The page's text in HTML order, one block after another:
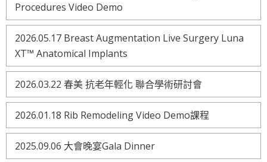
Procedures Video Demo
2026.05.17 Breast Augmentation Live Surgery Luna
XT™ Anatomical Implants
2026.03.22 春美 抗老年輕化 聯合學術研討會
2026.01.18 Rib Remodeling Video Demo課程
2025.09.06 大會晚宴Gala Dinner